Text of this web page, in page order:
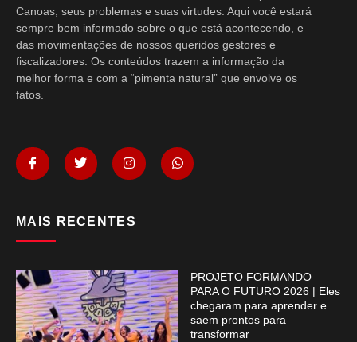
Canoas, seus problemas e suas virtudes. Aqui você estará
sempre bem informado sobre o que está acontecendo, e
das movimentações de nossos queridos gestores e
fiscalizadores. Os conteúdos trazem a informação da
melhor forma e com a “pimenta natural” que envolve os
fatos.
MAIS RECENTES
PROJETO FORMANDO
PARA O FUTURO 2026 | Eles
chegaram para aprender e
saem prontos para
transformar